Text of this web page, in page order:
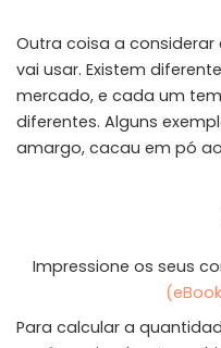
Outra coisa a
vai usar. Existem
mercado, e cada um
diferentes. Alguns
amargo, cacau em pó
Impressione os seus
Para calcular a